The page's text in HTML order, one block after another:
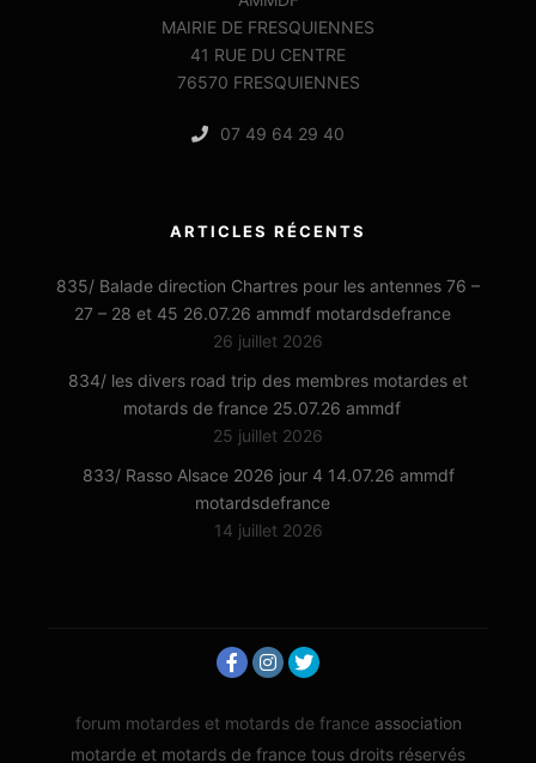
MAIRIE DE FRESQUIENNES
41 RUE DU CENTRE
76570 FRESQUIENNES
07 49 64 29 40
ARTICLES RÉCENTS
835/ Balade direction Chartres pour les antennes 76 –
27 – 28 et 45 26.07.26 ammdf motardsdefrance
26 juillet 2026
834/ les divers road trip des membres motardes et
motards de france 25.07.26 ammdf
25 juillet 2026
833/ Rasso Alsace 2026 jour 4 14.07.26 ammdf
motardsdefrance
14 juillet 2026
forum motardes et motards de france association
motarde et motards de france tous droits réservés